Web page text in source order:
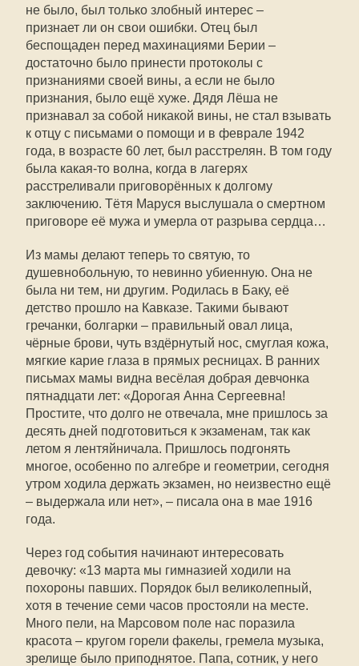
не было, был только злобный интерес –
признает ли он свои ошибки. Отец был
беспощаден перед махинациями Берии –
достаточно было принести протоколы с
признаниями своей вины, а если не было
признания, было ещё хуже. Дядя Лёша не
признавал за собой никакой вины, не стал взывать
к отцу с письмами о помощи и в феврале 1942
года, в возрасте 60 лет, был расстрелян. В том году
была какая-то волна, когда в лагерях
расстреливали приговорённых к долгому
заключению. Тётя Маруся выслушала о смертном
приговоре её мужа и умерла от разрыва сердца…
Из мамы делают теперь то святую, то
душевнобольную, то невинно убиенную. Она не
была ни тем, ни другим. Родилась в Баку, её
детство прошло на Кавказе. Такими бывают
гречанки, болгарки – правильный овал лица,
чёрные брови, чуть вздёрнутый нос, смуглая кожа,
мягкие карие глаза в прямых ресницах. В ранних
письмах мамы видна весёлая добрая девчонка
пятнадцати лет: «Дорогая Анна Сергеевна!
Простите, что долго не отвечала, мне пришлось за
десять дней подготовиться к экзаменам, так как
летом я лентяйничала. Пришлось подгонять
многое, особенно по алгебре и геометрии, сегодня
утром ходила держать экзамен, но неизвестно ещё
– выдержала или нет», – писала она в мае 1916
года.
Через год события начинают интересовать
девочку: «13 марта мы гимназией ходили на
похороны павших. Порядок был великолепный,
хотя в течение семи часов простояли на месте.
Много пели, на Марсовом поле нас поразила
красота – кругом горели факелы, гремела музыка,
зрелище было приподнятое. Папа, сотник, у него